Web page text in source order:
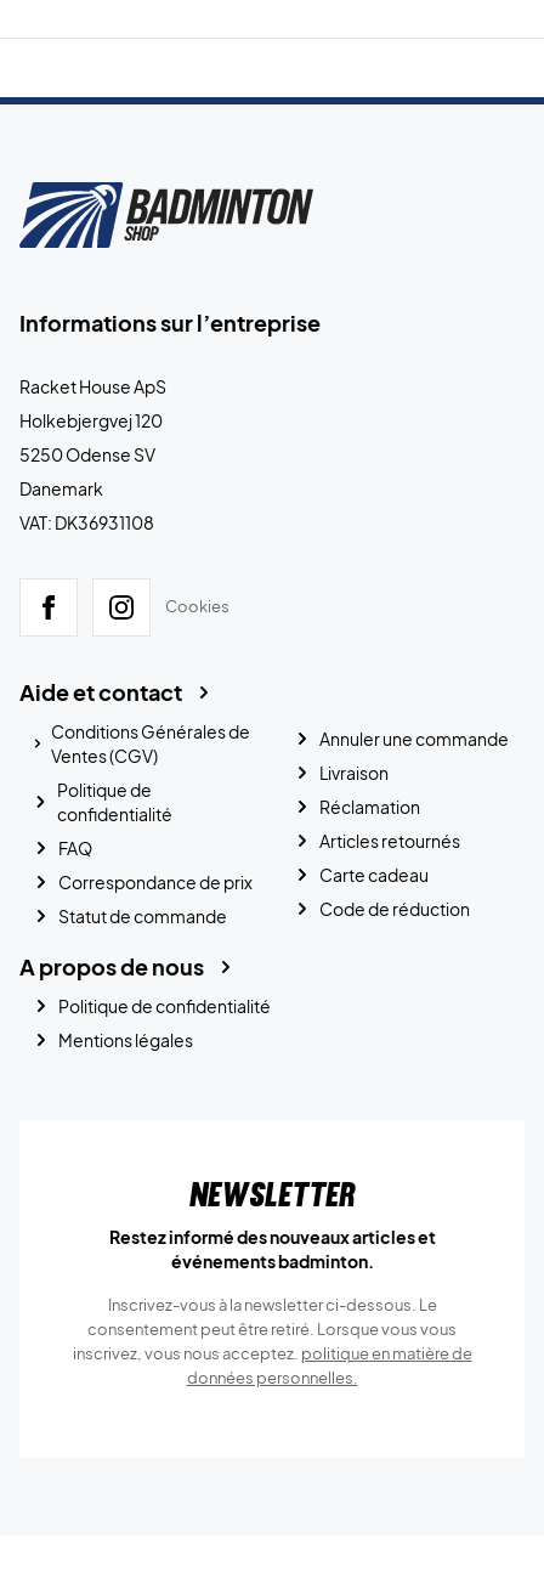
Informations sur l’entreprise
Racket House ApS
Holkebjergvej 120
5250 Odense SV
Danemark
VAT: DK36931108
Cookies
Aide et contact
Conditions Générales de
Ventes (CGV)
Politique de
confidentialité
FAQ
Correspondance de prix
Statut de commande
Annuler une commande
Livraison
Réclamation
Articles retournés
Carte cadeau
Code de réduction
A propos de nous
Politique de confidentialité
Mentions légales
Newsletter
Restez informé des nouveaux articles et
événements badminton.
Inscrivez-vous à la newsletter ci-dessous. Le
consentement peut être retiré. Lorsque vous vous
inscrivez, vous nous acceptez. politique en matière de
données personnelles.